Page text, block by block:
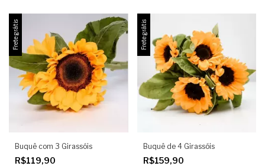
Frete grátis
Buquê com 3 Girassóis
R$119,90
Frete grátis
Buquê de 4 Girassóis
R$159,90